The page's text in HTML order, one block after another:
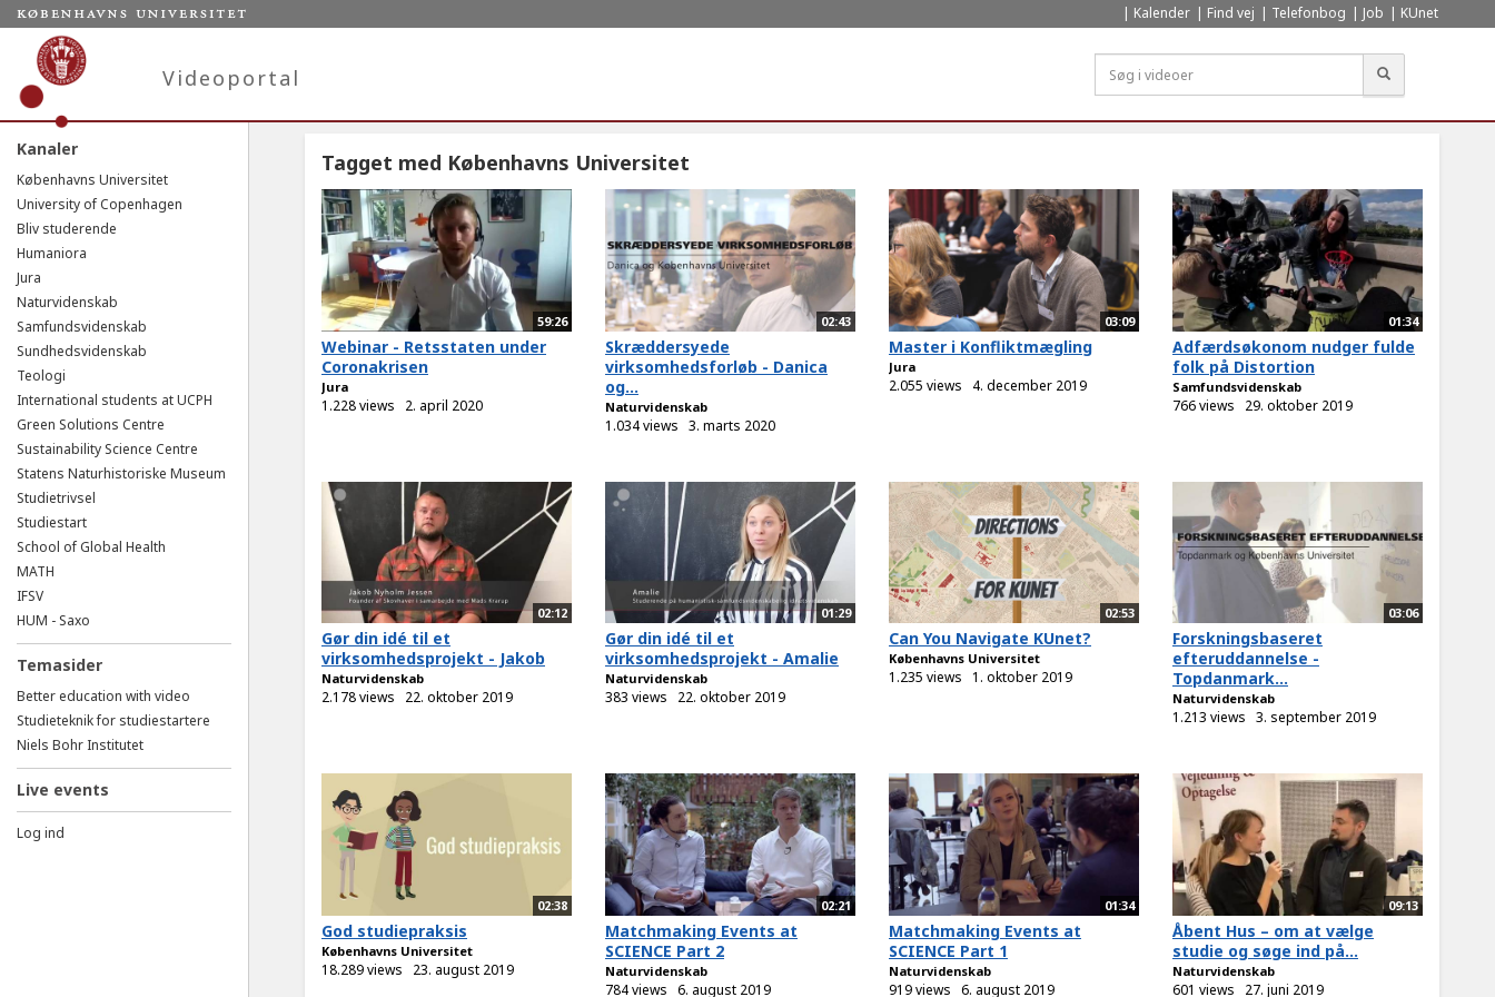
Kalender Find vej Telefonbog Job KUnet
Videoportal
Kanaler
Københavns Universitet
University of Copenhagen
Bliv studerende
Humaniora
Jura
Naturvidenskab
Samfundsvidenskab
Sundhedsvidenskab
Teologi
International students at UCPH
Green Solutions Centre
Sustainability Science Centre
Statens Naturhistoriske Museum
Studietrivsel
Studiestart
School of Global Health
MATH
IFSV
HUM - Saxo
Temasider
Better education with video
Studieteknik for studiestartere
Niels Bohr Institutet
Live events
Log ind
Tagget med Københavns Universitet
59:26
Webinar - Retsstaten under
Coronakrisen
Jura
1.228 views 2. april 2020
02:43
Skræddersyede
virksomhedsforløb - Danica
og...
Naturvidenskab
1.034 views 3. marts 2020
03:09
Master i Konfliktmægling
Jura
2.055 views 4. december 2019
01:34
Adfærdsøkonom nudger fulde
folk på Distortion
Samfundsvidenskab
766 views 29. oktober 2019
02:12
Gør din idé til et
virksomhedsprojekt - Jakob
Naturvidenskab
2.178 views 22. oktober 2019
01:29
Gør din idé til et
virksomhedsprojekt - Amalie
Naturvidenskab
383 views 22. oktober 2019
02:53
Can You Navigate KUnet?
Københavns Universitet
1.235 views 1. oktober 2019
03:06
Forskningsbaseret
efteruddannelse -
Topdanmark...
Naturvidenskab
1.213 views 3. september 2019
02:38
God studiepraksis
Københavns Universitet
18.289 views 23. august 2019
02:21
Matchmaking Events at
SCIENCE Part 2
Naturvidenskab
784 views 6. august 2019
01:34
Matchmaking Events at
SCIENCE Part 1
Naturvidenskab
919 views 6. august 2019
09:13
Åbent Hus – om at vælge
studie og søge ind på...
Naturvidenskab
601 views 27. juni 2019